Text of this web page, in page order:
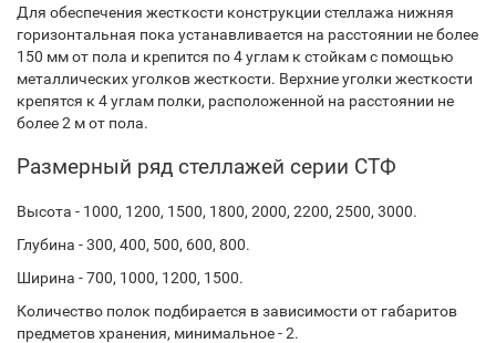
Для обеспечения жесткости конструкции стеллажа нижняя
горизонтальная пока устанавливается на расстоянии не более
150 мм от пола и крепится по 4 углам к стойкам с помощью
металлических уголков жесткости. Верхние уголки жесткости
крепятся к 4 углам полки, расположенной на расстоянии не
более 2 м от пола.
Размерный ряд стеллажей серии СТФ
Высота - 1000, 1200, 1500, 1800, 2000, 2200, 2500, 3000.
Глубина - 300, 400, 500, 600, 800.
Ширина - 700, 1000, 1200, 1500.
Количество полок подбирается в зависимости от габаритов
предметов хранения, минимальное - 2.